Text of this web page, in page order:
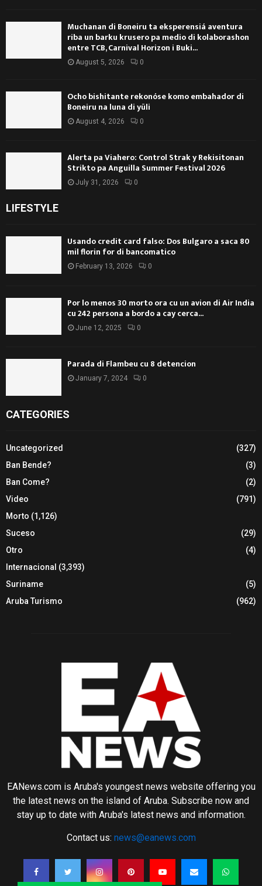
Muchanan di Boneiru ta eksperensiá aventura
riba un barku krusero pa medio di kolaborashon
entre TCB, Carnival Horizon i Buki...
August 5, 2026 0
Ocho bishitante rekonóse komo embahador di
Boneiru na luna di yüli
August 4, 2026 0
Alerta pa Viahero: Control Strak y Rekisitonan
Strikto pa Anguilla Summer Festival 2026
July 31, 2026 0
LIFESTYLE
Usando credit card falso: Dos Bulgaro a saca 80
mil florin for di bancomatico
February 13, 2026 0
Por lo menos 30 morto ora cu un avion di Air India
cu 242 persona a bordo a cay cerca...
June 12, 2025 0
Parada di Flambeu cu 8 detencion
January 7, 2024 0
CATEGORIES
Uncategorized
(327)
Ban Bende?
(3)
Ban Come?
(2)
Video
(791)
Morto (1,126)
Suceso
(29)
Otro
(4)
Internacional (3,393)
Suriname
(5)
Aruba Turismo
(962)
EANews.com is Aruba's youngest news website offering you
the latest news on the island of Aruba. Subscribe now and
stay up to date with Aruba's latest news and information.
Contact us: news@eanews.com